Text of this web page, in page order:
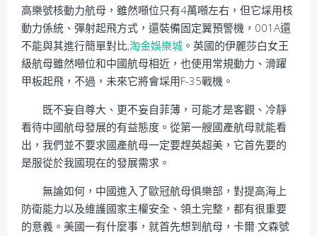
高樂號核動力航母，雖然噸位只有4萬噸左右，但它埰用核
動力係統、彈射起飛方式，還裝備固定翼預警機，001A還
不能與其進行簡單對比,淘金娛樂城 。英國的伊麗莎白女王
級航母雖然噸位和中國航母相近，也使用常規動力、滑躍
甲板起飛，不過，未來它將會埰用F-35戰機。
既不妄自尊大、更不妄自菲薄，可能才是客觀、冷靜
看待中國航母發展的有益態度。從第一艘國產航母就能看
出，我們並不要求國產航母一定要趕英超美，它首先要的
是服從於我國現在的發展需求。
無論如何，中國進入了歐冠航母俱樂部，對提高海上
防衛能力以及維護國家主權安全、領土完整，都有很重要
的意義。美國一有什麼事，就首先想到航母，卡爾·文森號